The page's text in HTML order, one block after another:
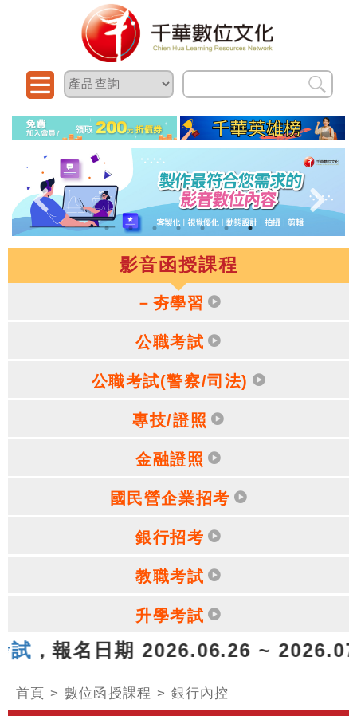
影音函授課程
－夯學習
公職考試
公職考試(警察/司法)
專技/證照
金融證照
國民營企業招考
銀行招考
教職考試
升學考試
日期 2026.06.26 ~
首頁 > 數位函授課程 > 銀行內控